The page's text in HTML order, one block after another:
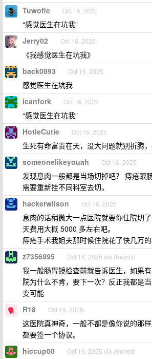
Tuwofie Oct 16, 2025
“感觉医生在坑我”
Jerry02 Oct 16, 2025
《我感觉医生在坑我》
back0893 Oct 16, 2025
感觉医生在坑我
icanfork Oct 16, 2025
“感觉医生在坑我”
HotieCutie Oct 16, 2025
生死有命富贵在天，没大问题就别折腾
someonelikeyouah Oct 16, 2025
发现息肉一般都是当场切掉吧？ 痔疮跟
需要重新挂不同科室去切。
hackerwilson Oct 16, 2025
息肉的话稍微大一点医院就要你住院切
天费用大概 5000 多左右吧。
痔疮手术我姐夫那时候住院花了快几万的
z7356995 Oct 16, 2025 via Android
我一般肠胃镜检查前就告诉医生，如果
院为什么不肯，要下一次？反正我都是
变可能
R18 Oct 16, 2025
这医院真神奇，一般不都是像你说的那
都要签一个协议。
hiccup00 Oct 16, 2025 via Android